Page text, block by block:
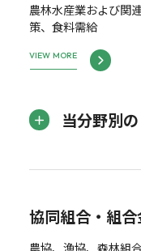
農林水産業および関
策、食料需給
VIEW MORE
当分野別
協同組合・組
農協、漁協、森林組